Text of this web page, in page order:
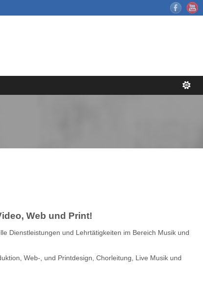
Web und Print!
Dienstleistungen und Lehrtätigkeiten im Bereich Musik und
Web-, und Printdesign, Chorleitung, Live Musik und